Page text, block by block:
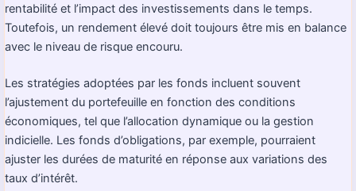
rentabilité et l’impact des investissements dans le temps.
Toutefois, un rendement élevé doit toujours être mis en balance
avec le niveau de risque encouru.
Les stratégies adoptées par les fonds incluent souvent
l’ajustement du portefeuille en fonction des conditions
économiques, tel que l’allocation dynamique ou la gestion
indicielle. Les fonds d’obligations, par exemple, pourraient
ajuster les durées de maturité en réponse aux variations des
taux d’intérêt.